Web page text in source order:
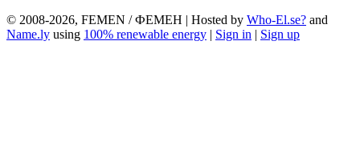
© 2008-2026, FEMEN / ФЕМЕН | Hosted by Who-El.se? and
Name.ly using 100% renewable energy | Sign in | Sign up